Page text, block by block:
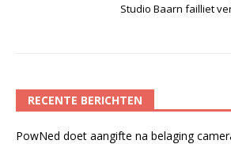
Studio Baarn failliet
RECENTE BERICHTEN
PowNed doet aangifte na belaging